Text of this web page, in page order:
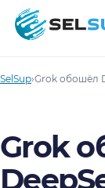
SelSup
SelSup›Grok обошёл
Grok